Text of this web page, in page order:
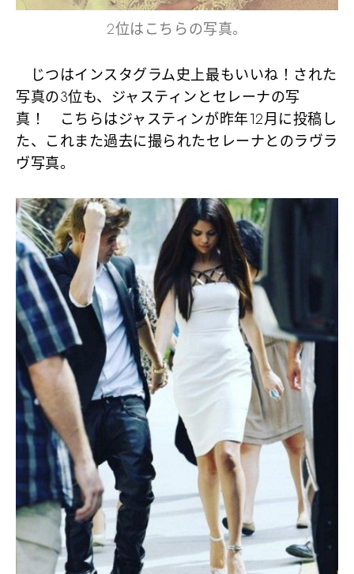
2位はこちらの写真。
じつはインスタグラム史上最もいいね！された
写真の3位も、ジャスティンとセレーナの写
真！ こちらはジャスティンが昨年12月に投稿し
た、これまた過去に撮られたセレーナとのラヴラ
ヴ写真。